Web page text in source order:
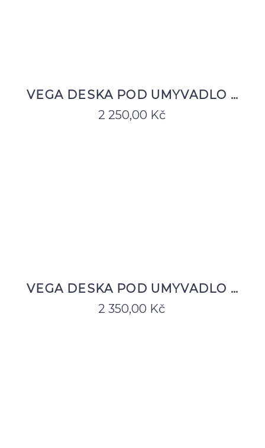
VEGA DESKA POD UMYVADLO …
2 250,00 Kč
VEGA DESKA POD UMYVADLO …
2 350,00 Kč